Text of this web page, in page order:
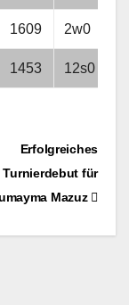
1609 2w0
1453 12s0
Erfolgreiches
Turnierdebut für
Mazuz